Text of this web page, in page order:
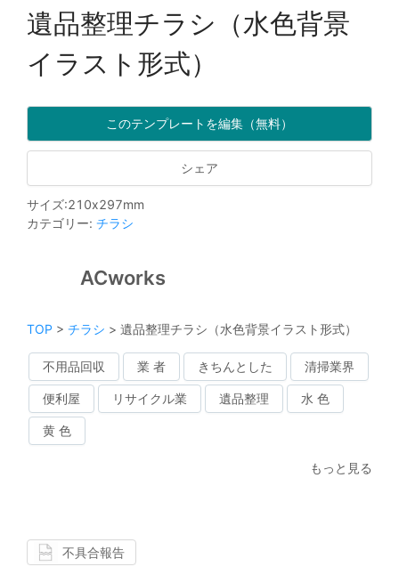
遺品整理チラシ（水色背景
イラスト形式）
このテンプレートを編集（無料）
シェア
サイズ:210x297mm
カテゴリー: チラシ
ACworks
TOP > チラシ > 遺品整理チラシ（水色背景イラスト形式）
不用品回収 業 者 きちんとした 清掃業界
便利屋 リサイクル業 遺品整理 水 色
黄 色
もっと見る
不具合報告